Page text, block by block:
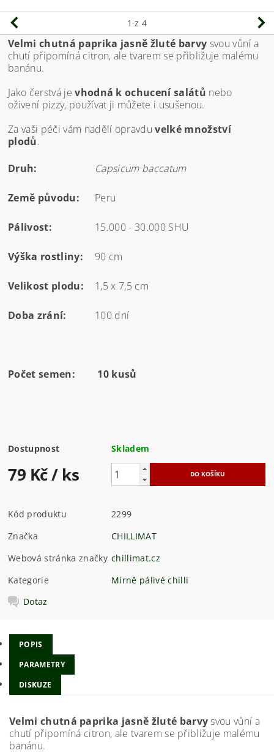
1 z 4
Velmi chutná paprika jasně žluté barvy svou vůní a
chutí připomíná citron, ale tvarem se přibližuje malému
banánu.
Jako čerstvá jevhodná k ochucení salátů nebo
oživení pizzy, používat ji můžete i usušenou.
Za vaši péči vám nadělí opravduvelké množství
plodů.
Druh:
Capsicum baccatum
Země původu: Peru
Pálivost: 15.000 - 30.000 SHU
Výška rostliny: 90 cm
Velikost plodu: 1,5 x 7,5 cm
Doba zrání: 100 dní
Počet semen: 10 kusů
Dostupnost Skladem
79 Kč/ ks
Kód produktu
2299
Značka
CHILLIMAT
Webová stránka značky chillimat.cz
Kategorie
Mírně pálivé chilli
Dotaz
POPIS
PARAMETRY
DISKUZE
Velmi chutná paprika jasně žluté barvysvou vůní a
chutí připomíná citron, ale tvarem se přibližuje malému
banánu.